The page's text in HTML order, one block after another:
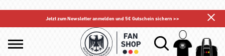
Jetzt zum Newsletter anmelden und 5€ Gutschein sichern >>